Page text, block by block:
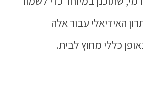
האידיאלי עבור אלה
כללי מחוץ לבית.